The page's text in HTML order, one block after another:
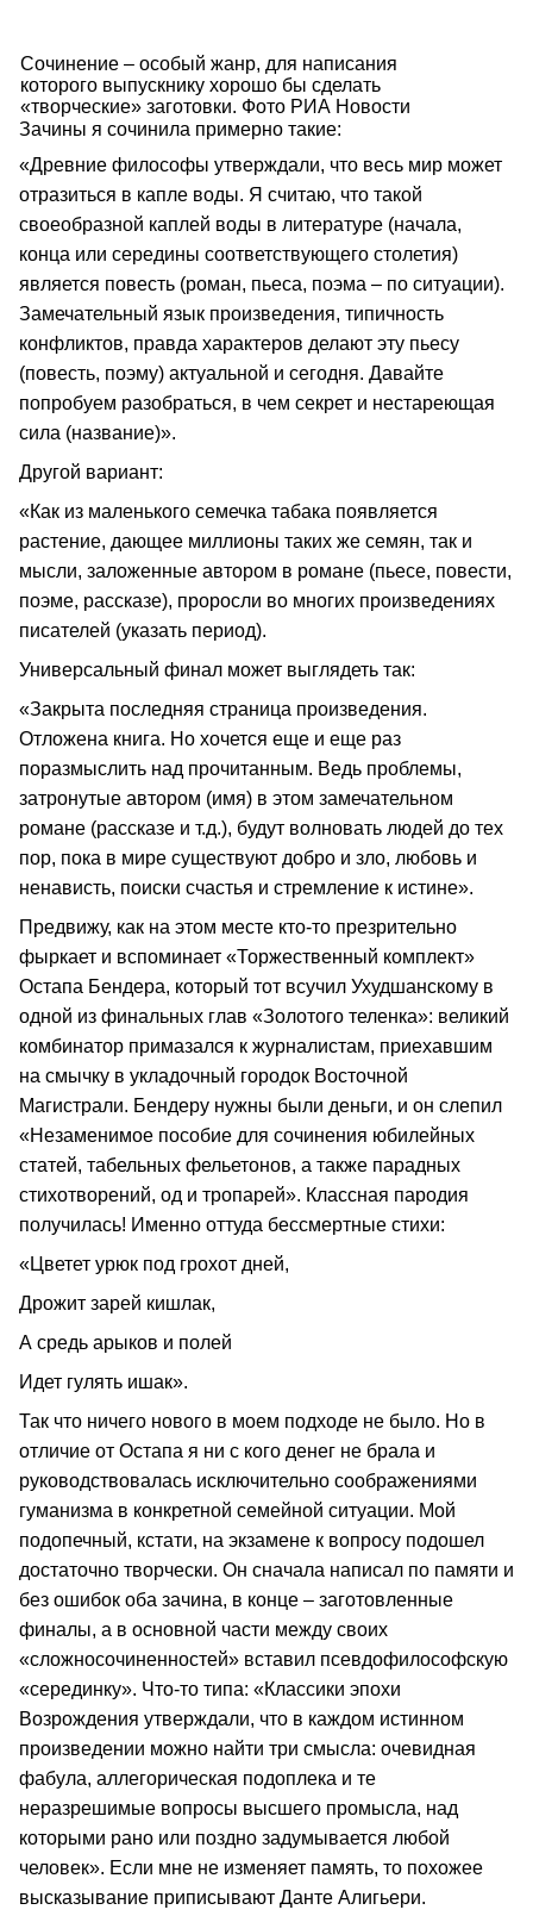
Сочинение – особый жанр, для написания
которого выпускнику хорошо бы сделать
«творческие» заготовки. Фото РИА Новости
Зачины я сочинила примерно такие:
«Древние философы утверждали, что весь мир может
отразиться в капле воды. Я считаю, что такой
своеобразной каплей воды в литературе (начала,
конца или середины соответствующего столетия)
является повесть (роман, пьеса, поэма – по ситуации).
Замечательный язык произведения, типичность
конфликтов, правда характеров делают эту пьесу
(повесть, поэму) актуальной и сегодня. Давайте
попробуем разобраться, в чем секрет и нестареющая
сила (название)».
Другой вариант:
«Как из маленького семечка табака появляется
растение, дающее миллионы таких же семян, так и
мысли, заложенные автором в романе (пьесе, повести,
поэме, рассказе), проросли во многих произведениях
писателей (указать период).
Универсальный финал может выглядеть так:
«Закрыта последняя страница произведения.
Отложена книга. Но хочется еще и еще раз
поразмыслить над прочитанным. Ведь проблемы,
затронутые автором (имя) в этом замечательном
романе (рассказе и т.д.), будут волновать людей до тех
пор, пока в мире существуют добро и зло, любовь и
ненависть, поиски счастья и стремление к истине».
Предвижу, как на этом месте кто-то презрительно
фыркает и вспоминает «Торжественный комплект»
Остапа Бендера, который тот всучил Ухудшанскому в
одной из финальных глав «Золотого теленка»: великий
комбинатор примазался к журналистам, приехавшим
на смычку в укладочный городок Восточной
Магистрали. Бендеру нужны были деньги, и он слепил
«Незаменимое пособие для сочинения юбилейных
статей, табельных фельетонов, а также парадных
стихотворений, од и тропарей». Классная пародия
получилась! Именно оттуда бессмертные стихи:
«Цветет урюк под грохот дней,
Дрожит зарей кишлак,
А средь арыков и полей
Идет гулять ишак».
Так что ничего нового в моем подходе не было. Но в
отличие от Остапа я ни с кого денег не брала и
руководствовалась исключительно соображениями
гуманизма в конкретной семейной ситуации. Мой
подопечный, кстати, на экзамене к вопросу подошел
достаточно творчески. Он сначала написал по памяти и
без ошибок оба зачина, в конце – заготовленные
финалы, а в основной части между своих
«сложносочиненностей» вставил псевдофилософскую
«серединку». Что-то типа: «Классики эпохи
Возрождения утверждали, что в каждом истинном
произведении можно найти три смысла: очевидная
фабула, аллегорическая подоплека и те
неразрешимые вопросы высшего промысла, над
которыми рано или поздно задумывается любой
человек». Если мне не изменяет память, то похожее
высказывание приписывают Данте Алигьери.